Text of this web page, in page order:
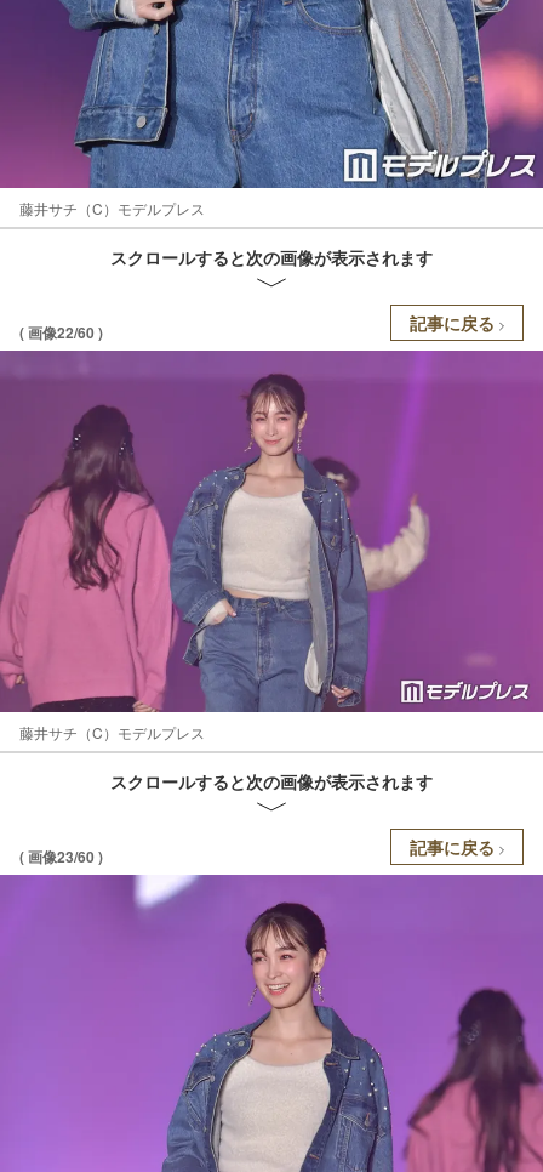
藤井サチ（C）モデルプレス
スクロールすると次の画像が表示されます
( 画像22/60 ) 記事に戻る
藤井サチ（C）モデルプレス
スクロールすると次の画像が表示されます
( 画像23/60 ) 記事に戻る